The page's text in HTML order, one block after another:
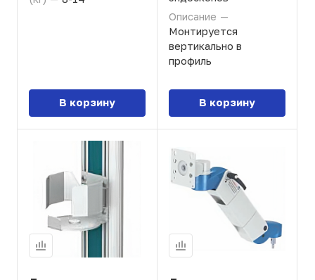
В корзину
Описание —
Монтируется
вертикально в
профиль
В корзину